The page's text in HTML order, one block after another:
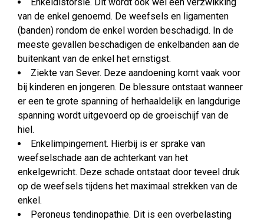
van de enkel genoemd. De weefsels en ligamenten
(banden) rondom de enkel worden beschadigd. In de
meeste gevallen beschadigen de enkelbanden aan de
buitenkant van de enkel het ernstigst.
Ziekte van Sever. Deze aandoening komt vaak voor
bij kinderen en jongeren. De blessure ontstaat wanneer
er een te grote spanning of herhaaldelijk en langdurige
spanning wordt uitgevoerd op de groeischijf van de
hiel.
Enkelimpingement. Hierbij is er sprake van
weefselschade aan de achterkant van het
enkelgewricht. Deze schade ontstaat door teveel druk
op de weefsels tijdens het maximaal strekken van de
enkel.
Peroneus tendinopathie. Dit is een overbelasting